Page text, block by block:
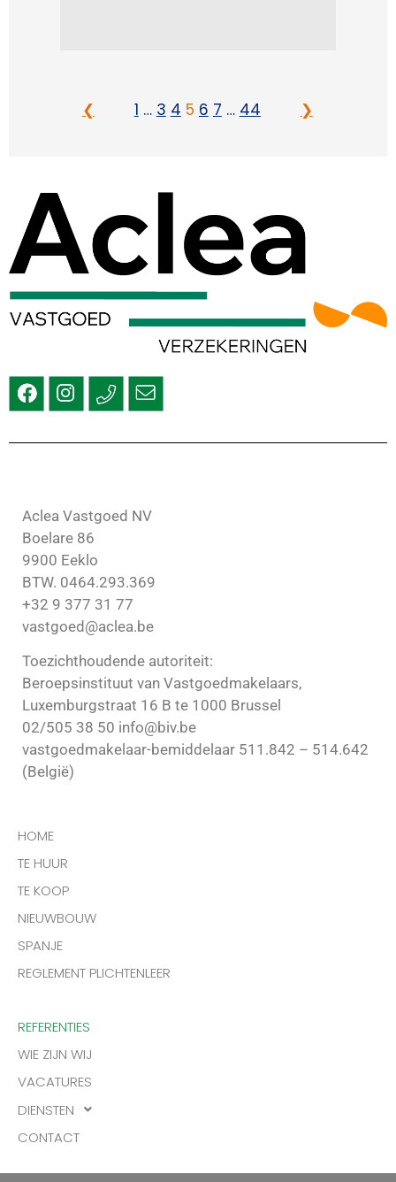
❮ 1 … 3 4 5 6 7 … 44 ❯
Aclea Vastgoed NV
Boelare 86
9900 Eeklo
BTW. 0464.293.369
+32 9 377 31 77
vastgoed@aclea.be
Toezichthoudende autoriteit:
Beroepsinstituut van Vastgoedmakelaars,
Luxemburgstraat 16 B te 1000 Brussel
02/505 38 50 info@biv.be
vastgoedmakelaar-bemiddelaar 511.842 – 514.642
(België)
HOME
TE HUUR
TE KOOP
NIEUWBOUW
SPANJE
REGLEMENT PLICHTENLEER
REFERENTIES
WIE ZIJN WIJ
VACATURES
DIENSTEN
CONTACT